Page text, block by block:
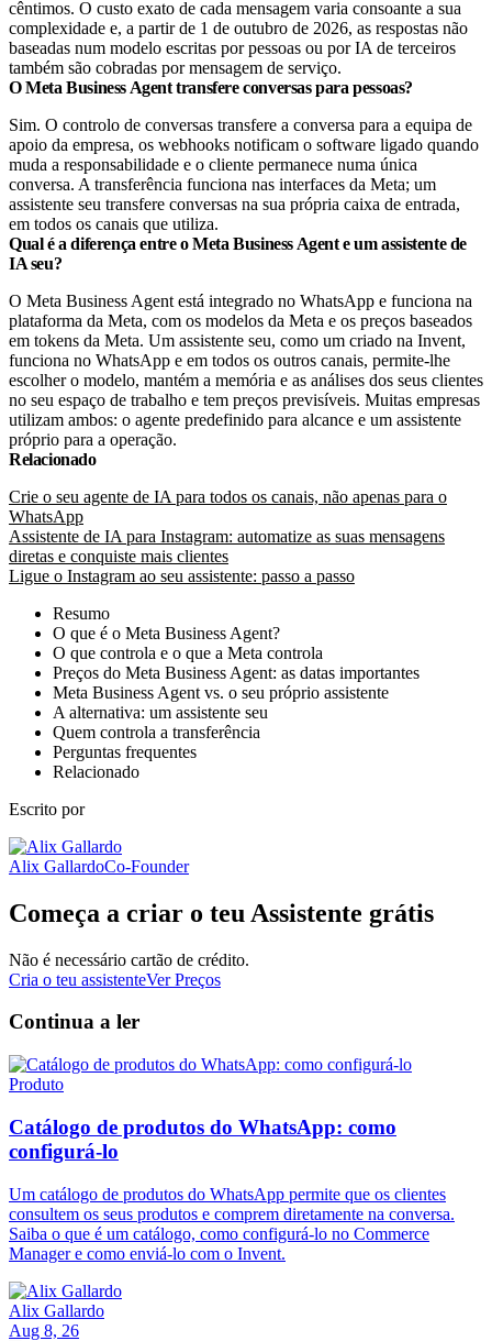
cêntimos. O custo exato de cada mensagem varia consoante a sua
complexidade e, a partir de 1 de outubro de 2026, as respostas não
baseadas num modelo escritas por pessoas ou por IA de terceiros
também são cobradas por mensagem de serviço.
O Meta Business Agent transfere conversas para pessoas?
Sim. O controlo de conversas transfere a conversa para a equipa de
apoio da empresa, os webhooks notificam o software ligado quando
muda a responsabilidade e o cliente permanece numa única
conversa. A transferência funciona nas interfaces da Meta; um
assistente seu transfere conversas na sua própria caixa de entrada,
em todos os canais que utiliza.
Qual é a diferença entre o Meta Business Agent e um assistente de
IA seu?
O Meta Business Agent está integrado no WhatsApp e funciona na
plataforma da Meta, com os modelos da Meta e os preços baseados
em tokens da Meta. Um assistente seu, como um criado na Invent,
funciona no WhatsApp e em todos os outros canais, permite-lhe
escolher o modelo, mantém a memória e as análises dos seus clientes
no seu espaço de trabalho e tem preços previsíveis. Muitas empresas
utilizam ambos: o agente predefinido para alcance e um assistente
próprio para a operação.
Relacionado
Crie o seu agente de IA para todos os canais, não apenas para o
WhatsApp
Assistente de IA para Instagram: automatize as suas mensagens
diretas e conquiste mais clientes
Ligue o Instagram ao seu assistente: passo a passo
Resumo
O que é o Meta Business Agent?
O que controla e o que a Meta controla
Preços do Meta Business Agent: as datas importantes
Meta Business Agent vs. o seu próprio assistente
A alternativa: um assistente seu
Quem controla a transferência
Perguntas frequentes
Relacionado
Escrito por
Alix GallardoCo-Founder
Começa a criar o teu Assistente grátis
Não é necessário cartão de crédito.
Cria o teu assistenteVer Preços
Continua a ler
Produto
Catálogo de produtos do WhatsApp: como
configurá-lo
Um catálogo de produtos do WhatsApp permite que os clientes
consultem os seus produtos e comprem diretamente na conversa.
Saiba o que é um catálogo, como configurá-lo no Commerce
Manager e como enviá-lo com o Invent.
Alix Gallardo
Aug 8, 26